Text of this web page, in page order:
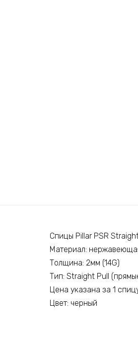
Спицы Pillar PSR
Материал:
Толщина: 2мм (14G)
Тип: Straight Pull
Цена указана за 1
Цвет: черный